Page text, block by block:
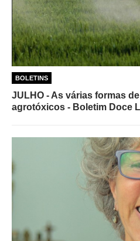
BOLETINS
JULHO - As várias formas
agrotóxicos - Boletim Doce